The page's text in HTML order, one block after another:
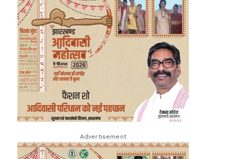
Advertisement